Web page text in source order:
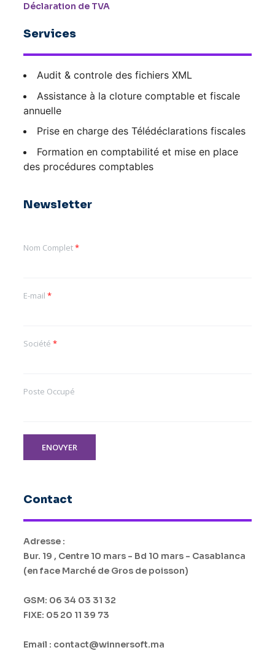
Déclaration de TVA
Services
Audit & controle des fichiers XML
Assistance à la cloture comptable et fiscale
annuelle
Prise en charge des Télédéclarations fiscales
Formation en comptabilité et mise en place
des procédures comptables
Newsletter
Nom Complet*
E-mail *
Société *
Poste Occupé
ENOVYER
Contact
Adresse :
Bur. 19 , Centre 10 mars - Bd 10 mars - Casablanca
(en face Marché de Gros de poisson)
GSM: 06 34 03 31 32
FIXE: 05 20 11 39 73
Email : contact@winnersoft.ma